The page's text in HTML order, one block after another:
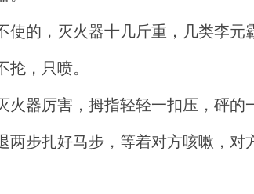
使的，灭火器十几斤重，几类李元
，只喷。
火器厉害，拇指轻轻一扣压，砰
两步扎好马步，等着对方咳嗽，